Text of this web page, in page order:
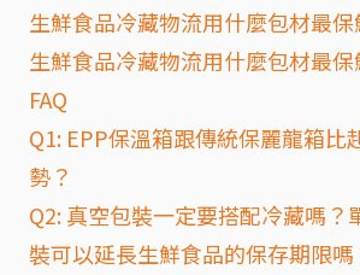
生鮮食品冷藏物流用什麼包材最保
生鮮食品冷藏物流用什麼包材最
FAQ
Q1: EPP保溫箱跟傳統保麗龍箱比
勢？
Q2: 真空包裝一定要搭配冷藏嗎？
裝可以延長生鮮食品的保存期限嗎